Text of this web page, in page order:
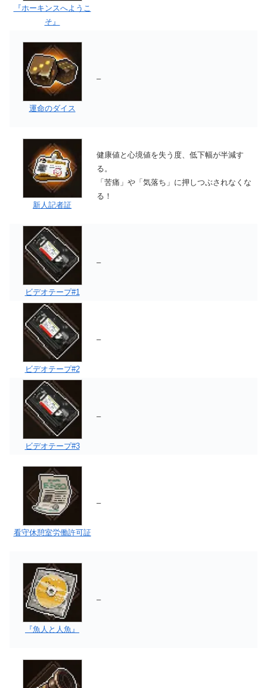
『ホーキンスへようこ
そ』
運命のダイス
–
新人記者証
健康値と心境値を失う度、低下幅が半減す
る。
「苦痛」や「気落ち」に押しつぶされなくな
る！
ビデオテープ#1
–
ビデオテープ#2
–
ビデオテープ#3
–
看守休憩室労働許可証
–
『魚人と人魚』
–